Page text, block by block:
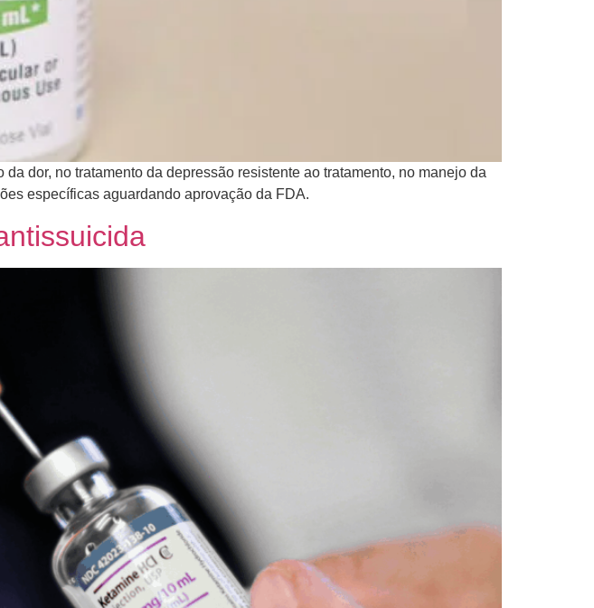
dor, no tratamento da depressão resistente ao tratamento, no manejo da
específicas aguardando aprovação da FDA.